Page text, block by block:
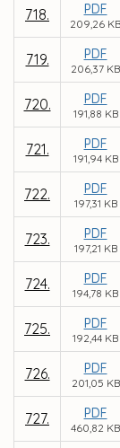
718. PDF
209,26 KB
719. PDF
206,37 KB
720. PDF
191,88 KB
721. PDF
191,94 KB
722. PDF
197,31 KB
723. PDF
197,21 KB
724. PDF
194,78 KB
725. PDF
192,44 KB
726. PDF
201,05 KB
727. PDF
460,82 KB